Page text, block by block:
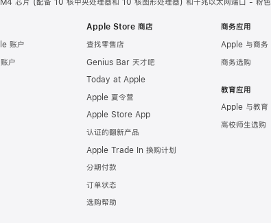
芯片 (配备 10 核中央处理器和 10 核图形处理器) 和千兆以太网端口 - 粉色
账户
户
Apple Store 商店
查找零售店
Genius Bar 天才吧
Today at Apple
Apple 夏令营
Apple Store App
认证的翻新产品
Apple Trade In 换购计划
分期付款
订单状态
选购帮助
商务应用
Apple 与商务
商务选购
教育应用
Apple 与教育
高校师生选购